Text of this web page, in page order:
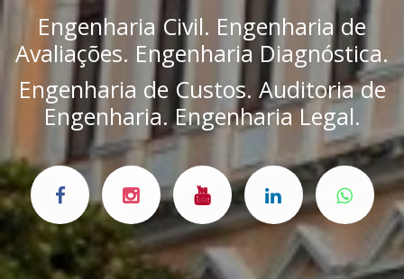
Engenharia Civil. Engenharia de
Avaliações. Engenharia Diagnóstica.
Engenharia de Custos. Auditoria de
Engenharia. Engenharia Legal.